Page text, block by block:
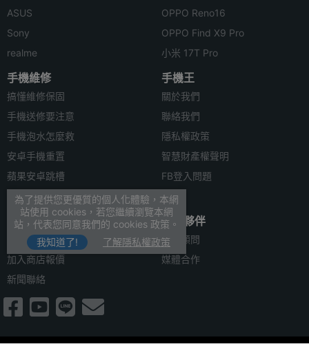
ASUS
Sony
realme
OPPO Reno16
OPPO Find X9 Pro
小米 17T Pro
手機維修
搞懂維修保固
手機送修要注意
手機泡水怎麼救
安卓手機重置
蘋果安卓跳槽
安卓資料轉移
手機王
關於我們
聯絡我們
隱私權政策
智慧財產權聲明
FB登入問題
合作聯絡
廣告刊登
加入商店報價
新聞聯絡
合作夥伴
法律顧問
媒體合作
為了提供您更優質的個人化體驗，本網
站使用 cookies，若您繼續瀏覽本網
站，代表您同意我們的 cookies 政策。
我知道了!
了解隱私權政策